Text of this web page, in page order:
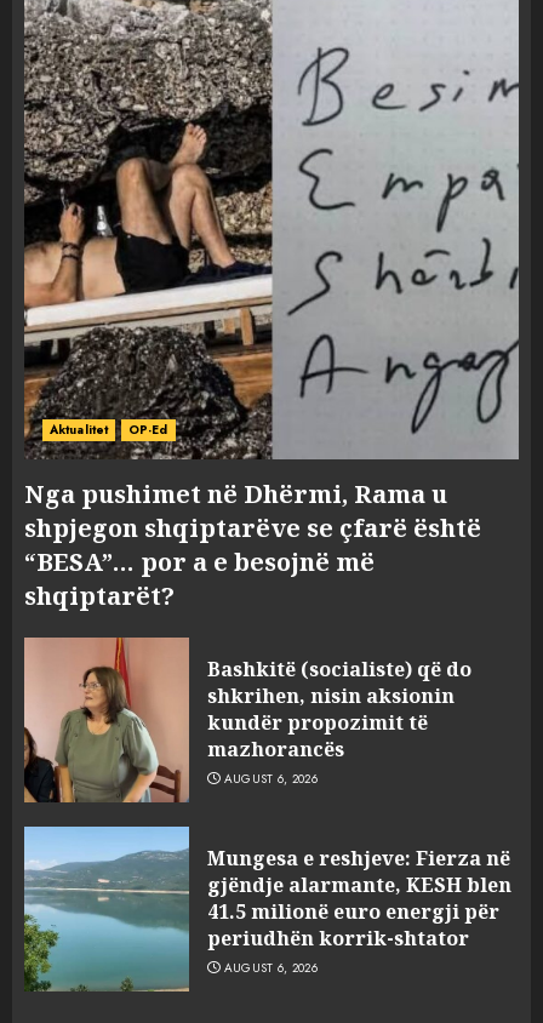
Aktualitet OP-Ed
Nga pushimet në Dhërmi, Rama u
shpjegon shqiptarëve se çfarë është
“BESA”… por a e besojnë më
shqiptarët?
Bashkitë (socialiste) që do
shkrihen, nisin aksionin
kundër propozimit të
mazhorancës
AUGUST 6, 2026
Mungesa e reshjeve: Fierza në
gjëndje alarmante, KESH blen
41.5 milionë euro energji për
periudhën korrik-shtator
AUGUST 6, 2026